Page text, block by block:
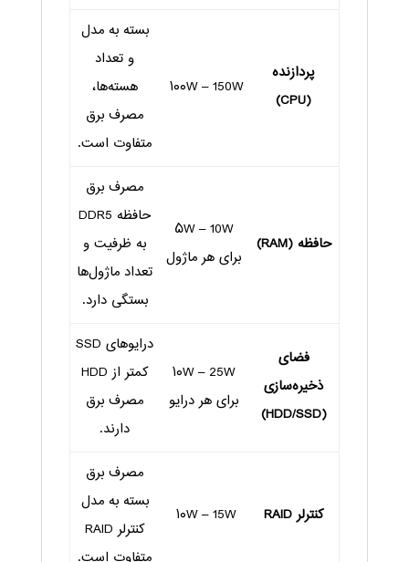
پردازنده
(CPU)
۱۰۰W – 150W
بسته به مدل
و تعداد
هسته‌ها،
مصرف برق
متفاوت است.
حافظه (RAM)
۵W – 10W
برای هر ماژول
مصرف برق
حافظه DDR5
به ظرفیت و
تعداد ماژول‌ها
بستگی دارد.
فضای
ذخیره‌سازی
(HDD/SSD)
۱۰W – 25W
برای هر درایو
درایوهای SSD
کمتر از HDD
مصرف برق
دارند.
کنترلر RAID ۱۰W – 15W
مصرف برق
بسته به مدل
کنترلر RAID